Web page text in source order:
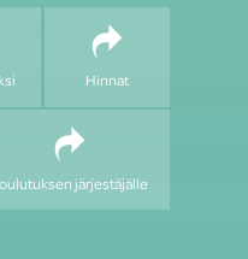
Hinnat
järjestäjälle